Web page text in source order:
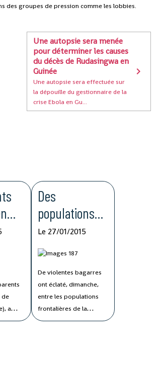
des groupes de pression comme les lobbies.
Une autopsie sera menée
pour déterminer les causes
du décès de Rudasingwa en
Guinée
Une autopsie sera effectuée sur
la dépouille du gestionnaire de la
crise Ebola en Gu...
de
a
des
Des
populations
frontalières
s'affrontent
Guinée et le
Mali
Le 27/01/2015
De violentes bagarres
ont éclaté, dimanche,
entre les populations
frontalières de la
Guinée et du Mali à plus